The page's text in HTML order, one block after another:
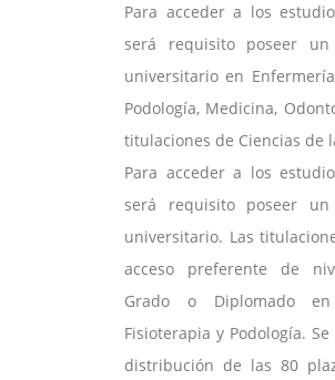
Para acceder a los
será requisito poseer
universitario en
Podología, Medicina,
titulaciones de Ciencias de
Para acceder a los
será requisito poseer
universitario. Las
acceso preferente de
Grado o Diplomado en
Fisioterapia y Podología.
distribución de las 80